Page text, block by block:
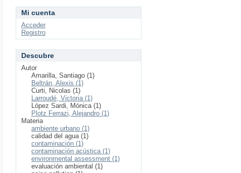
Mi cuenta
Acceder
Registro
Descubre
Autor
Amarilla, Santiago (1)
Beltrán, Alexis (1)
Curti, Nicolas (1)
Larroudé, Victoria (1)
López Sardi, Mónica (1)
Plotz Ferrazi, Alejandro (1)
Materia
ambiente urbano (1)
calidad del agua (1)
contaminación (1)
contaminación acústica (1)
environmental assessment (1)
evaluación ambiental (1)